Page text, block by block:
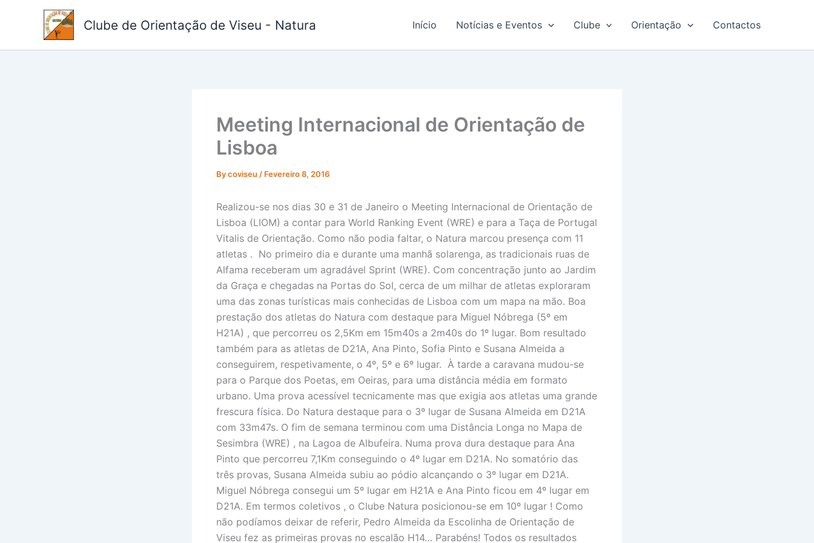
Clube de Orientação de Viseu - Natura Início Notícias e Eventos Clube Orientação Contactos
Meeting Internacional de Orientação de
Lisboa
Bycoviseu / Fevereiro 8, 2016
Realizou-se nos dias 30 e 31 de Janeiro o Meeting Internacional de Orientação de
Lisboa (LIOM) a contar para World Ranking Event (WRE) e para a Taça de Portugal
Vitalis de Orientação. Como não podia faltar, o Natura marcou presença com 11
atletas . No primeiro dia e durante uma manhã solarenga, as tradicionais ruas de
Alfama receberam um agradável Sprint (WRE). Com concentração junto ao Jardim
da Graça e chegadas na Portas do Sol, cerca de um milhar de atletas exploraram
uma das zonas turísticas mais conhecidas de Lisboa com um mapa na mão. Boa
prestação dos atletas do Natura com destaque para Miguel Nóbrega (5º em
H21A) , que percorreu os 2,5Km em 15m40s a 2m40s do 1º lugar. Bom resultado
também para as atletas de D21A, Ana Pinto, Sofia Pinto e Susana Almeida a
conseguirem, respetivamente, o 4º, 5º e 6º lugar. À tarde a caravana mudou-se
para o Parque dos Poetas, em Oeiras, para uma distância média em formato
urbano. Uma prova acessível tecnicamente mas que exigia aos atletas uma grande
frescura física. Do Natura destaque para o 3º lugar de Susana Almeida em D21A
com 33m47s. O fim de semana terminou com uma Distância Longa no Mapa de
Sesimbra (WRE) , na Lagoa de Albufeira. Numa prova dura destaque para Ana
Pinto que percorreu 7,1Km conseguindo o 4º lugar em D21A. No somatório das
três provas, Susana Almeida subiu ao pódio alcançando o 3º lugar em D21A.
Miguel Nóbrega consegui um 5º lugar em H21A e Ana Pinto ficou em 4º lugar em
D21A. Em termos coletivos , o Clube Natura posicionou-se em 10º lugar ! Como
não podíamos deixar de referir, Pedro Almeida da Escolinha de Orientação de
Viseu fez as primeiras provas no escalão H14… Parabéns! Todos os resultados